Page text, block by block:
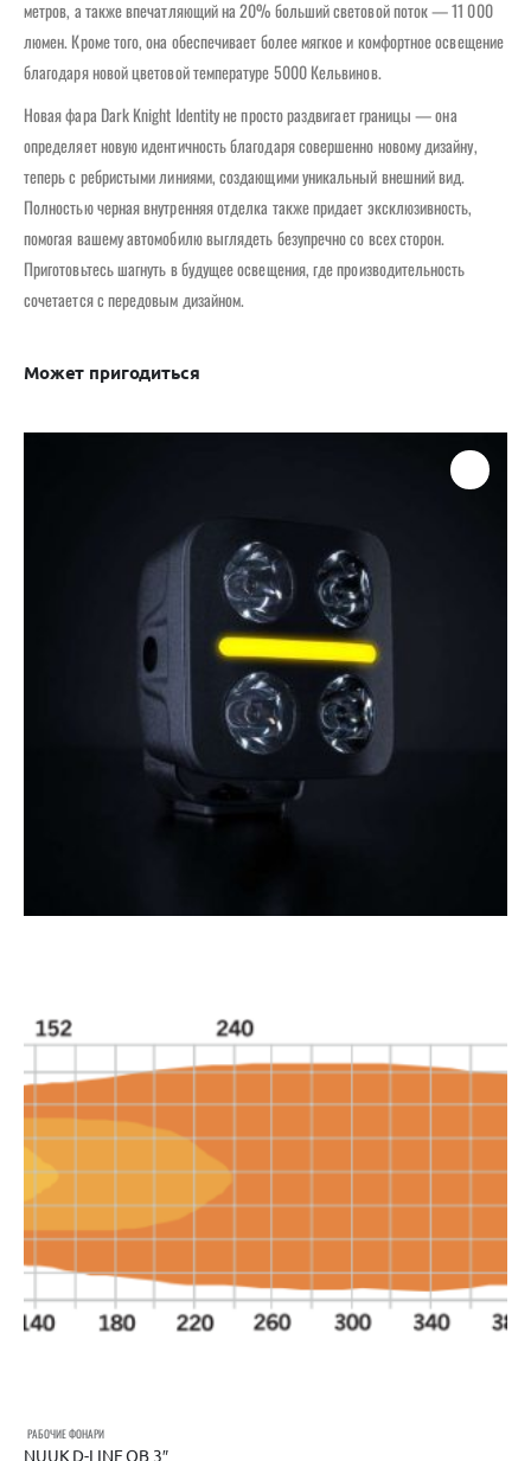
метров, а также впечатляющий на 20% больший световой поток — 11 000
люмен. Кроме того, она обеспечивает более мягкое и комфортное освещение
благодаря новой цветовой температуре 5000 Кельвинов.
Новая фара Dark Knight Identity не просто раздвигает границы — она
определяет новую идентичность благодаря совершенно новому дизайну,
теперь с ребристыми линиями, создающими уникальный внешний вид.
Полностью черная внутренняя отделка также придает эксклюзивность,
помогая вашему автомобилю выглядеть безупречно со всех сторон.
Приготовьтесь шагнуть в будущее освещения, где производительность
сочетается с передовым дизайном.
Может пригодиться
РАБОЧИЕ ФОНАРИ
NUUK D-LINE QB 3″